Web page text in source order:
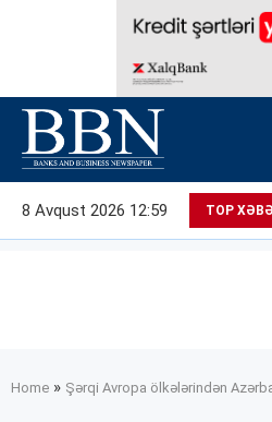
8 Avqust 2026 12:59 TOP
Home » Şərqi Avropa ölkələrindən